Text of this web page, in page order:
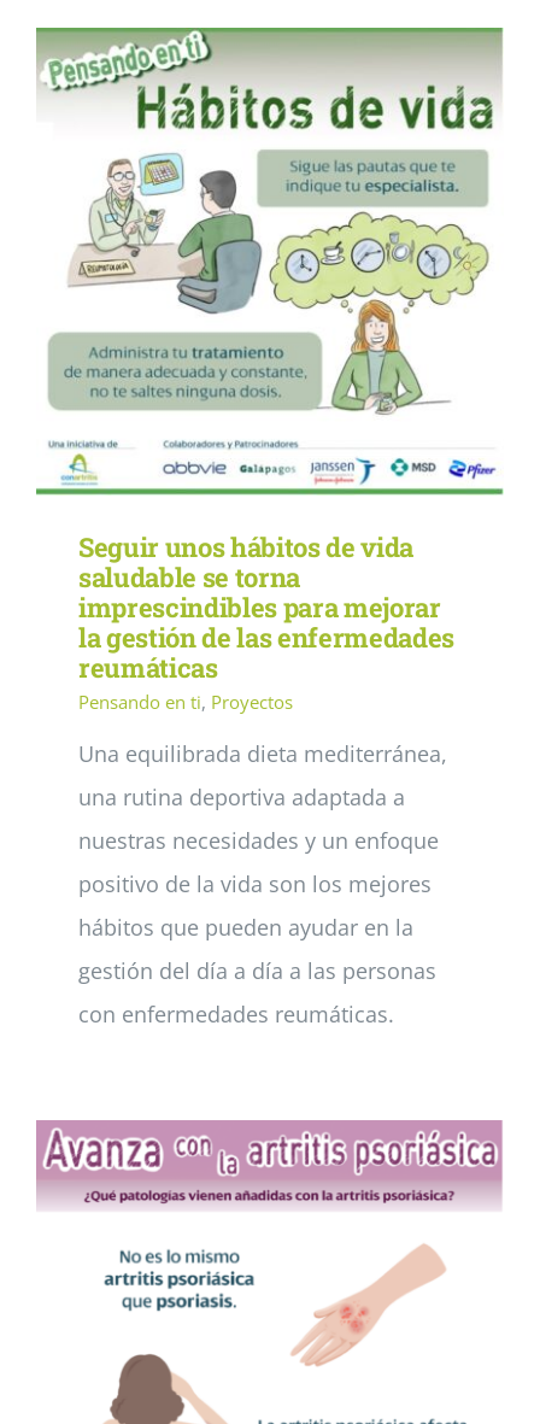
Seguir unos hábitos de vida
saludable se torna
imprescindibles para mejorar
la gestión de las enfermedades
reumáticas
Pensando en ti, Proyectos
Una equilibrada dieta mediterránea,
una rutina deportiva adaptada a
nuestras necesidades y un enfoque
positivo de la vida son los mejores
hábitos que pueden ayudar en la
gestión del día a día a las personas
con enfermedades reumáticas.